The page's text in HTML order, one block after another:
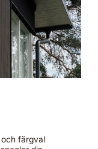
färgval